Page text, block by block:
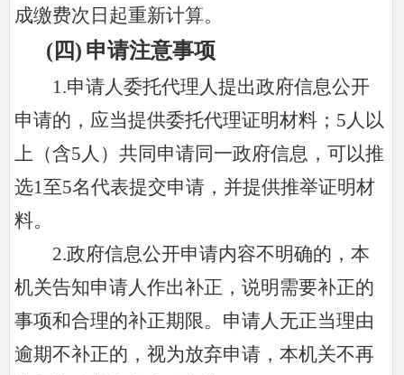
成缴费次日起重新计算。
(四) 申请注意事项
1.申请人委托代理人提出政府信息公开
申请的，应当提供委托代理证明材料；5人以
上（含5人）共同申请同一政府信息，可以推
选1至5名代表提交申请，并提供推举证明材
料。
2.政府信息公开申请内容不明确的，本
机关告知申请人作出补正，说明需要补正的
事项和合理的补正期限。申请人无正当理由
逾期不补正的，视为放弃申请，本机关不再